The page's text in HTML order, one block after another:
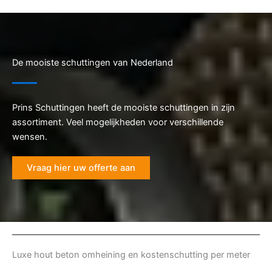
De mooiste schuttingen van Nederland
Prins Schuttingen heeft de mooiste schuttingen in zijn
assortiment. Veel mogelijkheden voor verschillende
wensen.
Vraag hier uw offerte aan
Luxe hout beton omheining en kostenschutting per meter